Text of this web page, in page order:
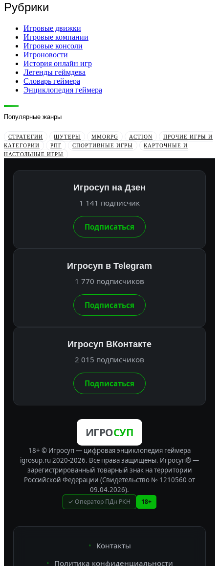
Рубрики
Игровые движки
Игровые компании
Игровые консоли
Игроновости
История онлайн игр
Легенды геймдева
Словарь геймера
Энциклопедия геймера
Популярные жанры
СТРАТЕГИИ ШУТЕРЫ MMORPG ACTION
ПРОЧИЕ ИГРЫ И
КАТЕГОРИИ
РПГ СПОРТИВНЫЕ ИГРЫ
КАРТОЧНЫЕ И
НАСТОЛЬНЫЕ ИГРЫ
Игросуп на Дзен
1 141 подписчик
Подписаться
Игросуп в Telegram
1 770 подписчиков
Подписаться
Игросуп ВКонтакте
2 015 подписчиков
Подписаться
ИГРОСУП
18+ © Игросуп — цифровая энциклопедия геймера
igrosup.ru 2020-2026. Все права защищены. Игросуп® —
зарегистрированный товарный знак на территории
Российской Федерации (Свидетельство № 1210560 от
09.04.2026).
✓ Оператор ПДн РКН 18+
Контакты
Политика конфиденциальности